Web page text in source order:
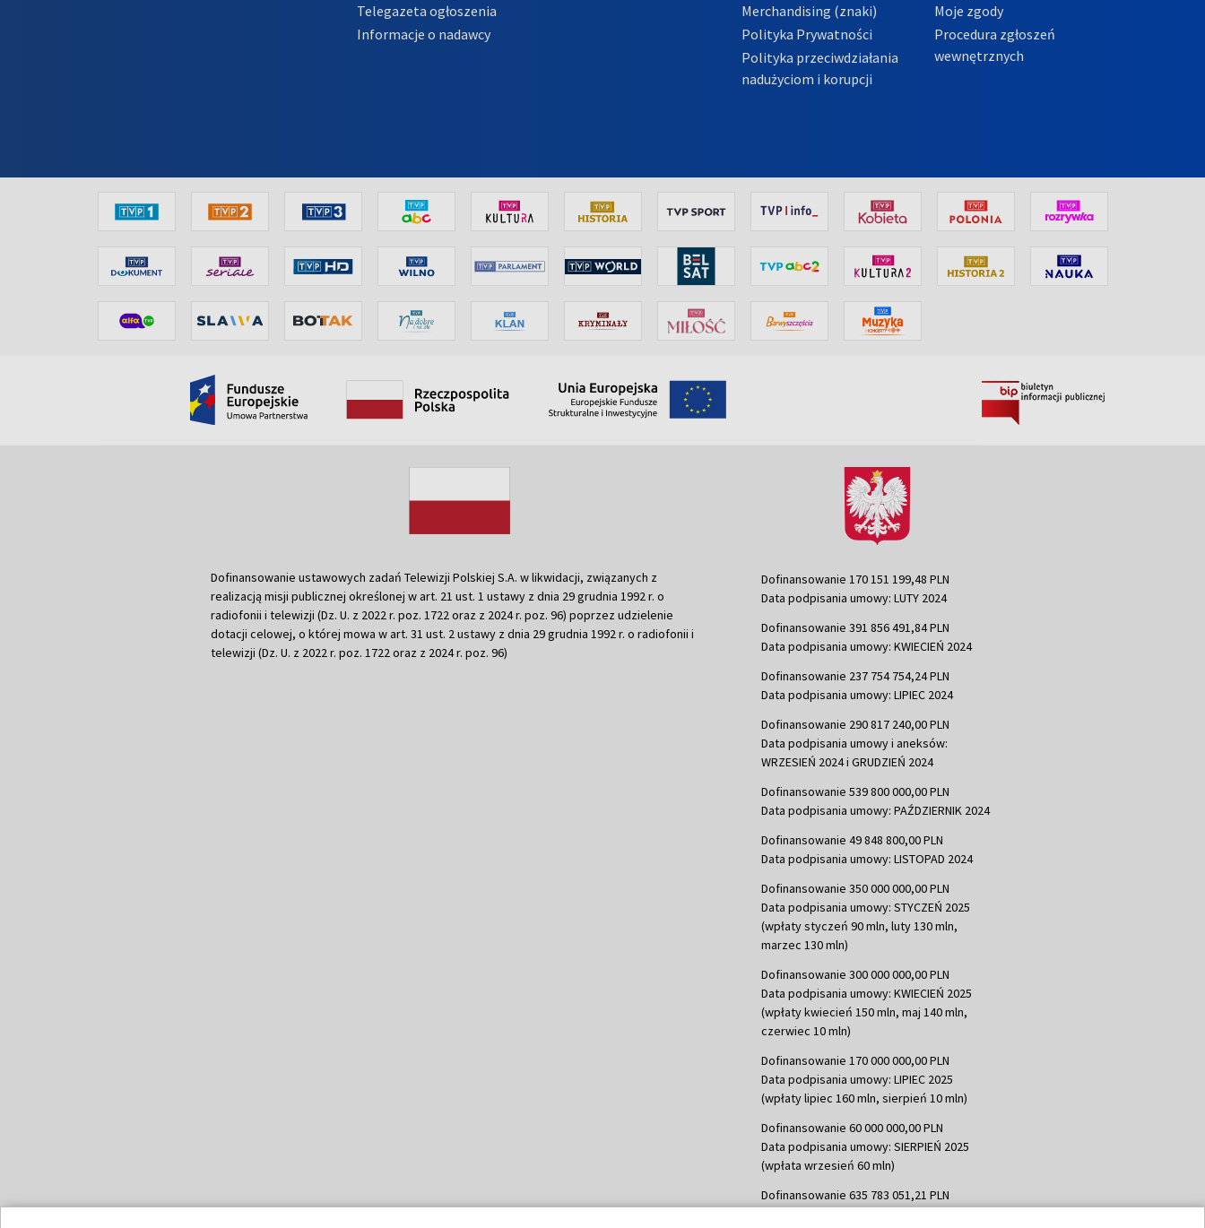
Telegazeta ogłoszenia
Informacje o nadawcy
Merchandising (znaki)
Polityka Prywatności
Polityka przeciwdziałania
nadużyciom i korupcji
Moje zgody
Procedura zgłoszeń
wewnętrznych
Dofinansowanie ustawowych zadań Telewizji Polskiej S.A. w likwidacji, związanych z
realizacją misji publicznej określonej w art. 21 ust. 1 ustawy z dnia 29 grudnia 1992 r. o
radiofonii i telewizji (Dz. U. z 2022 r. poz. 1722 oraz z 2024 r. poz. 96) poprzez udzielenie
dotacji celowej, o której mowa w art. 31 ust. 2 ustawy z dnia 29 grudnia 1992 r. o radiofonii i
telewizji (Dz. U. z 2022 r. poz. 1722 oraz z 2024 r. poz. 96)
Dofinansowanie 170 151 199,48 PLN
Data podpisania umowy: LUTY 2024
Dofinansowanie 391 856 491,84 PLN
Data podpisania umowy: KWIECIEŃ 2024
Dofinansowanie 237 754 754,24 PLN
Data podpisania umowy: LIPIEC 2024
Dofinansowanie 290 817 240,00 PLN
Data podpisania umowy i aneksów:
WRZESIEŃ 2024 i GRUDZIEŃ 2024
Dofinansowanie 539 800 000,00 PLN
Data podpisania umowy: PAŹDZIERNIK 2024
Dofinansowanie 49 848 800,00 PLN
Data podpisania umowy: LISTOPAD 2024
Dofinansowanie 350 000 000,00 PLN
Data podpisania umowy: STYCZEŃ 2025
(wpłaty styczeń 90 mln, luty 130 mln,
marzec 130 mln)
Dofinansowanie 300 000 000,00 PLN
Data podpisania umowy: KWIECIEŃ 2025
(wpłaty kwiecień 150 mln, maj 140 mln,
czerwiec 10 mln)
Dofinansowanie 170 000 000,00 PLN
Data podpisania umowy: LIPIEC 2025
(wpłaty lipiec 160 mln, sierpień 10 mln)
Dofinansowanie 60 000 000,00 PLN
Data podpisania umowy: SIERPIEŃ 2025
(wpłata wrzesień 60 mln)
Dofinansowanie 635 783 051,21 PLN